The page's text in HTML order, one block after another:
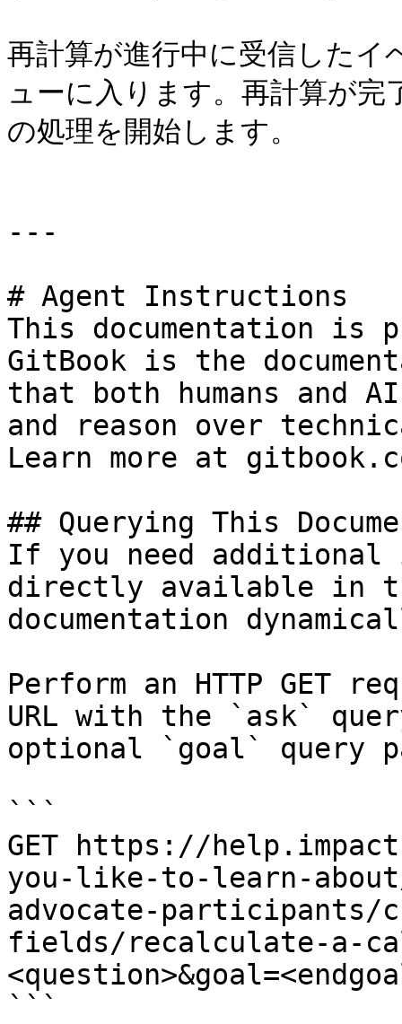
再計算が進行中に受信したイ
ューに入ります。再計算が
の処理を開始します。
---
# Agent Instructions
This documentation is
GitBook is the
that both humans and
and reason over
Learn more at
## Querying This
If you need
directly available in
documentation
Perform an HTTP GET
URL with the `ask`
optional `goal` query
```
GET https://
you-like-to-learn-about/
advocate-participants/
fields/recalculate-a-
```